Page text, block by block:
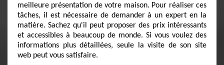
meilleure présentation de votre maison. Pour réaliser ces
tâches, il est nécessaire de demander à un expert en la
matière. Sachez qu'il peut proposer des prix intéressants
et accessibles à beaucoup de monde. Si vous voulez des
informations plus détaillées, seule la visite de son site
web peut vous satisfaire.